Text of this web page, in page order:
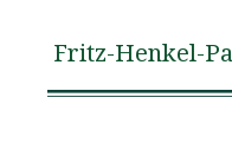
Fritz-Henkel-